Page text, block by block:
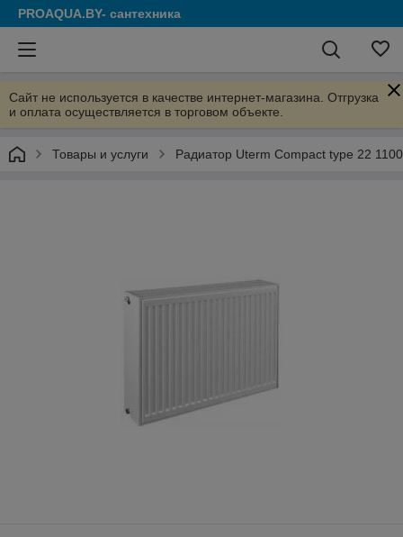
PROAQUA.BY- сантехника
Сайт не используется в качестве интернет-магазина. Отгрузка
и оплата осуществляется в торговом объекте.
Товары и услуги Радиатор Uterm Compact type 22